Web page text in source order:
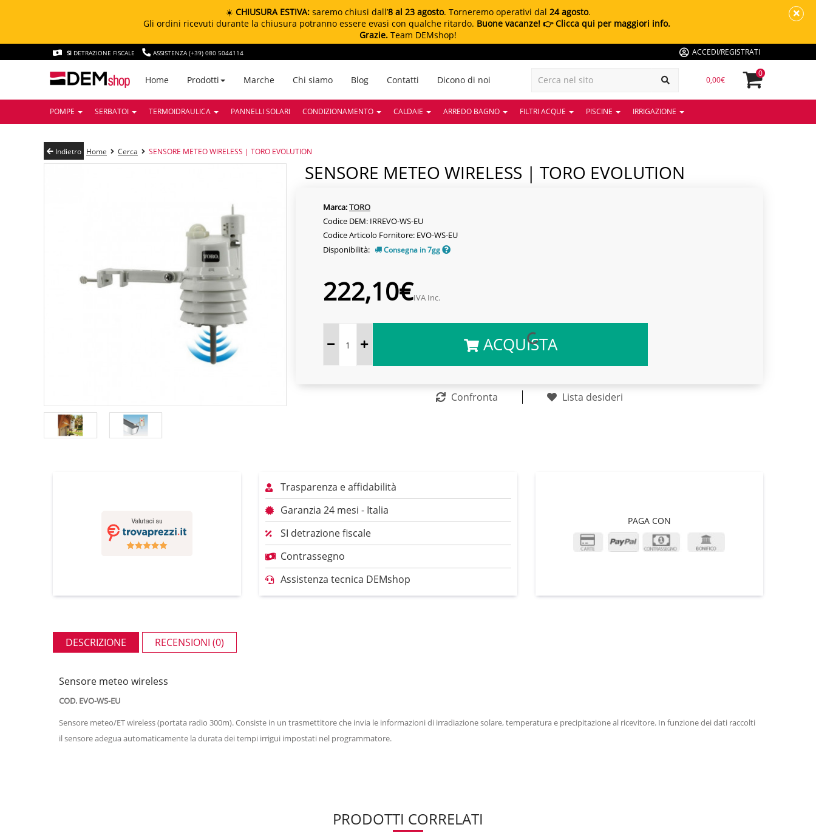
☀️ CHIUSURA ESTIVA: saremo chiusi dall’8 al 23 agosto. Torneremo operativi dal 24 agosto.
Gli ordini ricevuti durante la chiusura potranno essere evasi con qualche ritardo. Buone vacanze! 👉 Clicca qui per maggiori info.
Grazie. Team DEMshop!
SI DETRAZIONE FISCALE ASSISTENZA (+39) 080 5044114 ACCEDI/REGISTRATI
Home Prodotti Marche Chi siamo Blog Contatti Dicono di noi 0,00€
0
POMPE SERBATOI TERMOIDRAULICA PANNELLI SOLARI CONDIZIONAMENTO CALDAIE ARREDO BAGNO FILTRI ACQUE PISCINE IRRIGAZIONE
Indietro Home Cerca SENSORE METEO WIRELESS | TORO EVOLUTION
SENSORE METEO WIRELESS | TORO EVOLUTION
Marca:TORO
Codice DEM: IRREVO-WS-EU
Codice Articolo Fornitore: EVO-WS-EU
Disponibilità:
Consegna in 7gg
222,10€IVA Inc.
ACQUISTA
Confronta Lista desideri
Trasparenza e affidabilità
Garanzia 24 mesi - Italia
SI detrazione fiscale
Contrassegno
Assistenza tecnica DEMshop
PAGA CON
DESCRIZIONE RECENSIONI (0)
Sensore meteo wireless
COD. EVO-WS-EU
Sensore meteo/ET wireless (portata radio 300m). Consiste in un trasmettitore che invia le informazioni di irradiazione solare, temperatura e precipitazione al ricevitore. In funzione dei dati raccolti
il sensore adegua automaticamente la durata dei tempi irrigui impostati nel programmatore.
PRODOTTI CORRELATI